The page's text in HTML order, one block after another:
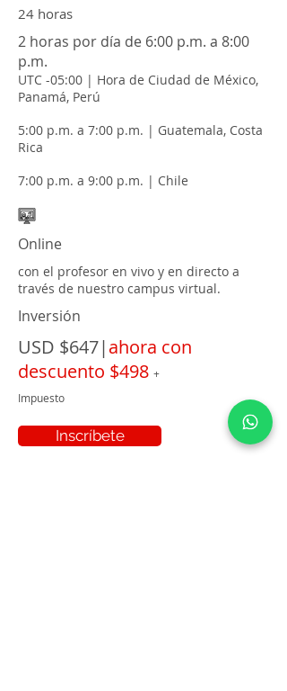
24 horas
2 horas por día de 6:00 p.m. a 8:00
p.m.
UTC -05:00 | Hora de Ciudad de México,
Panamá, Perú
5:00 p.m. a 7:00 p.m. | Guatemala, Costa
Rica
7:00 p.m. a 9:00 p.m. | Chile
Online
con el profesor en vivo y en directo a
través de nuestro campus virtual.
Inversión
USD $647|ahora con
descuento $498 +
Impuesto
Inscríbete